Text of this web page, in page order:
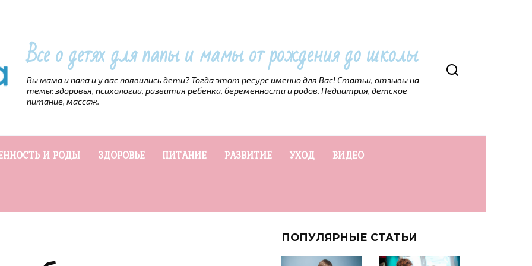
Все о детях для папы и мамы от рождения до школы
Вы мама и папа и у вас появились дети? Тогда этот ресурс именно для Вас! Статьи, отзывы на
темы: здоровья, психологии, развития ребенка, беременности и родов. Педиатрия, детское
питание, массаж.
И РОДЫ ЗДОРОВЬЕ ПИТАНИЕ РАЗВИТИЕ УХОД ВИДЕО
ПОПУЛЯРНЫЕ СТАТЬИ